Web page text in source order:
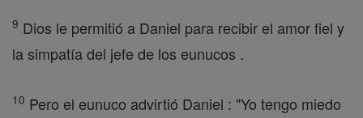
9 Dios le permitió a Daniel para recibir el amor fiel y
la simpatía del jefe de los eunucos .
10 Pero el eunuco advirtió Daniel : "Yo tengo miedo